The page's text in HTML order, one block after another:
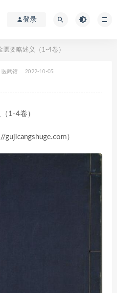
登录
匮要略述义（1-4卷）
医武馆 2022-10-05
1-4卷）
）